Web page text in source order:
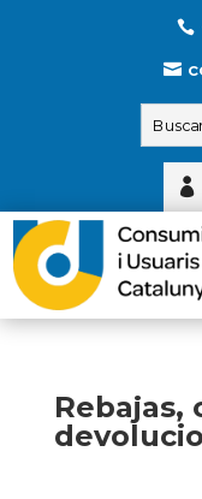
Rebajas,